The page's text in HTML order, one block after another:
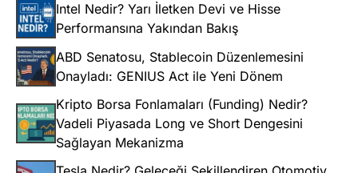
Intel Nedir? Yarı İletken Devi ve Hisse
Performansına Yakından Bakış
ABD Senatosu, Stablecoin Düzenlemesini
Onayladı: GENIUS Act ile Yeni Dönem
Kripto Borsa Fonlamaları (Funding) Nedir?
Vadeli Piyasada Long ve Short Dengesini
Sağlayan Mekanizma